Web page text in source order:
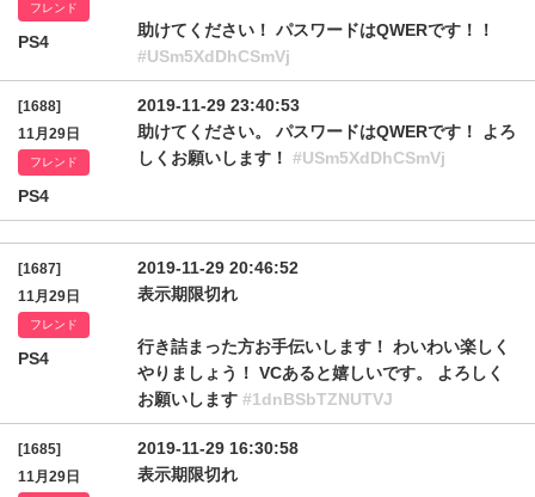
フレンド
PS4
助けてください！ パスワードはQWERです！！
#USm5XdDhCSmVj
[1688]
11月29日
フレンド
PS4
2019-11-29 23:40:53
助けてください。 パスワードはQWERです！ よろ
しくお願いします！ #USm5XdDhCSmVj
[1687]
11月29日
フレンド
PS4
2019-11-29 20:46:52
表示期限切れ
行き詰まった方お手伝いします！ わいわい楽しく
やりましょう！ VCあると嬉しいです。 よろしく
お願いします #1dnBSbTZNUTVJ
[1685]
11月29日
2019-11-29 16:30:58
表示期限切れ